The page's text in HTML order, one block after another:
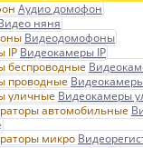
Аудио домофон
няня
Видеодомофоны
Видеокамеры IP
Видеокамеры